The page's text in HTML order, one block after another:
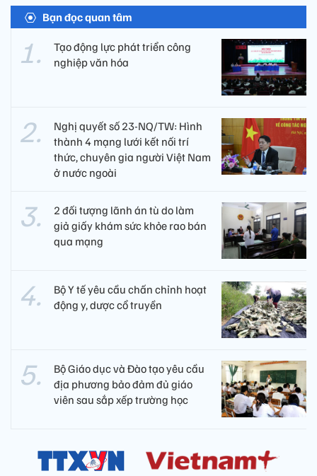
Bạn đọc quan tâm
Tạo động lực phát triển công
nghiệp văn hóa
Nghị quyết số 23-NQ/TW: Hình
thành 4 mạng lưới kết nối trí
thức, chuyên gia người Việt Nam
ở nước ngoài
2 đối tượng lãnh án tù do làm
giả giấy khám sức khỏe rao bán
qua mạng
Bộ Y tế yêu cầu chấn chỉnh hoạt
động y, dược cổ truyền
Bộ Giáo dục và Đào tạo yêu cầu
địa phương bảo đảm đủ giáo
viên sau sắp xếp trường học